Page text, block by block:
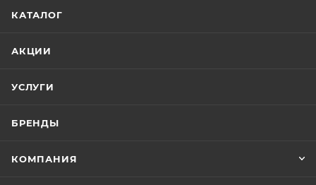
КАТАЛОГ
АКЦИИ
УСЛУГИ
БРЕНДЫ
КОМПАНИЯ